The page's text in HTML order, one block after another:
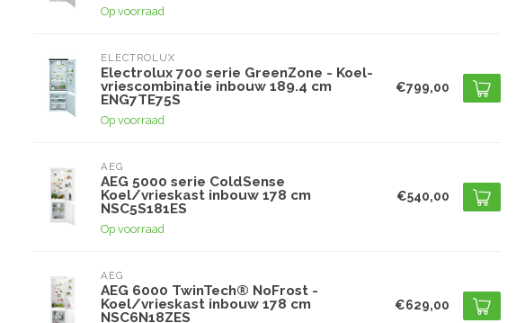
Op voorraad
ELECTROLUX
Electrolux 700 serie GreenZone - Koel-
vriescombinatie inbouw 189.4 cm
ENG7TE75S
Op voorraad
€799,00
AEG
AEG 5000 serie ColdSense
Koel/vrieskast inbouw 178 cm
NSC5S181ES
Op voorraad
€540,00
AEG
AEG 6000 TwinTech® NoFrost -
Koel/vrieskast inbouw 178 cm
NSC6N18ZES
€629,00